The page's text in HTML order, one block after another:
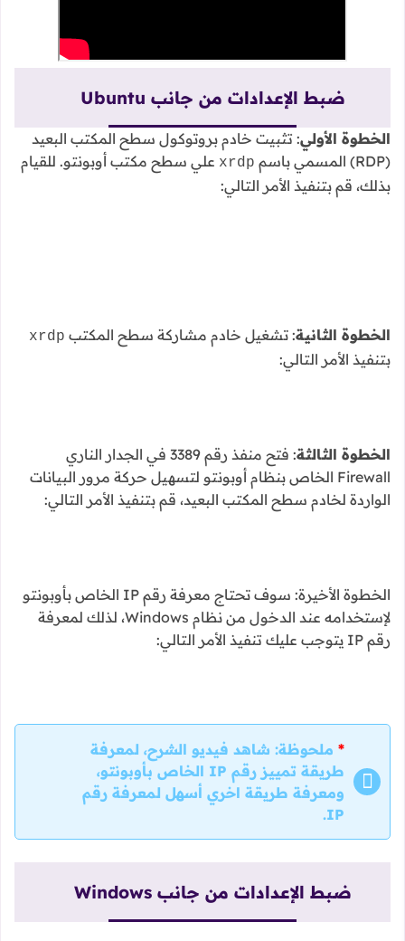
ضبط الإعدادات من جانب Ubuntu
الخطوة الأولي: تثبيت خادم بروتوكول سطح المكتب البعيد
(RDP) المسمي باسم
xrdp علي سطح مكتب أوبونتو. للقيام
بذلك، قم بتنفيذ الأمر التالي:
الخطوة الثانية: تشغيل خادم مشاركة سطح المكتب xrdp
بتنفيذ الأمر التالي:
الخطوة الثالثة
: فتح منفذ رقم 3389 في الجدار الناري
Firewall الخاص بنظام أوبونتو لتسهيل حركة مرور البيانات
الواردة لخادم سطح المكتب البعيد، قم بتنفيذ الأمر التالي:
الخطوة الأخيرة: سوف تحتاج معرفة رقم IP الخاص بأوبونتو
لإستخدامه عند الدخول من نظام Windows، لذلك لمعرفة
رقم IP يتوجب عليك تنفيذ الأمر التالي:
* ملحوظة: شاهد فيديو الشرح، لمعرفة
طريقة تمييز رقم IP الخاص بأوبونتو،
ومعرفة طريقة اخري أسهل لمعرفة رقم
IP.
ضبط الإعدادات من جانب Windows